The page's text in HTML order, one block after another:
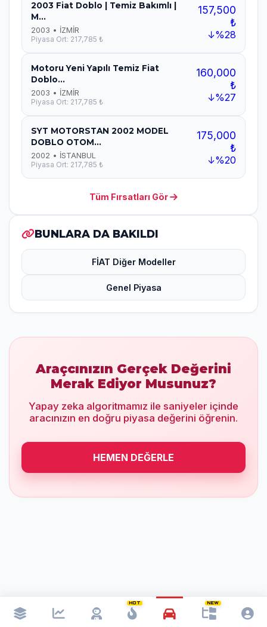
HOT NEW
2003 Fiat Doblo | Temiz Bakımlı |
M...
2003 • İZMİR
Piyasa Ort: 217,785 ₺
157,500
₺
↓%28
Motoru Yeni Yapılı Temiz Fiat
Doblo...
2003 • İZMİR
Piyasa Ort: 217,785 ₺
160,000
₺
↓%27
SYT MOTORSTAN 2002 MODEL
DOBLO OTOM...
2002 • İSTANBUL
Piyasa Ort: 217,785 ₺
175,000
₺
↓%20
Tüm Fırsatları Gör
BUNLARA DA BAKILDI
FİAT Diğer Modeller
Genel Piyasa
Araçcınızın Gerçek Değerini
Merak Ediyor Musunuz?
Yapay zeka algoritmamız ile saniyeler içinde
aracınızın en doğru piyasa değerini öğrenin.
HEMEN DEĞERLE